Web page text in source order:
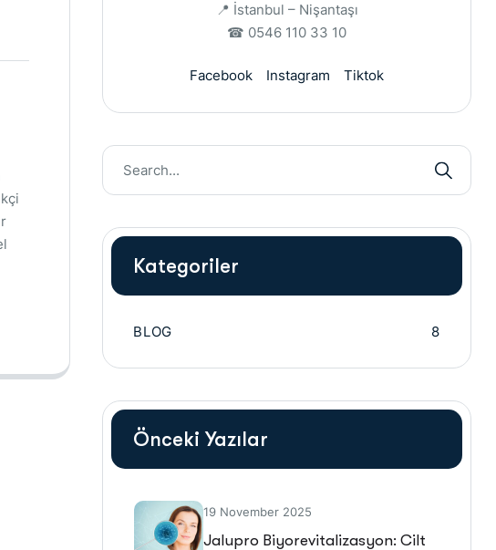
📍 İstanbul – Nişantaşı
☎ 0546 110 33 10
Facebook Instagram Tiktok
Kategoriler
BLOG 8
Önceki Yazılar
19 November 2025
Jalupro Biyorevitalizasyon: Cilt